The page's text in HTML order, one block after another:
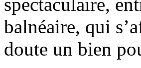
spectaculaire,
balnéaire, qui
doute un bien